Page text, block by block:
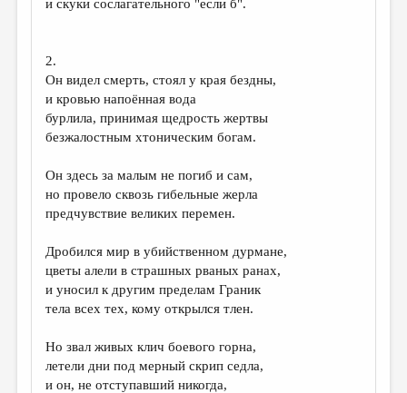
ДЕТСКАЯ КОМНАТА
КНИЖНАЯ ПОЛКА
ОБЗОР ЛИТЕРАТУРЫ
ОБЪЯВЛЕНИЯ
РЕДКОЛЛЕГИЯ
ОТ РЕДАКЦИИ
МАЛАЯ ПРОЗА
ЭССЕИСТИКА
ЛИТЕРАТУРОВЕДЕНИЕ
и скуки сослагательного "если б".
2.
Он видел смерть, стоял у края бездны,
и кровью напоённая вода
бурлила, принимая щедрость жертвы
безжалостным хтоническим богам.
Он здесь за малым не погиб и сам,
но провело сквозь гибельные жерла
предчувствие великих перемен.
Дробился мир в убийственном дурмане,
цветы алели в страшных рваных ранах,
и уносил к другим пределам Граник
тела всех тех, кому открылся тлен.
Но звал живых клич боевого горна,
летели дни под мерный скрип седла,
и он, не отступавший никогда,